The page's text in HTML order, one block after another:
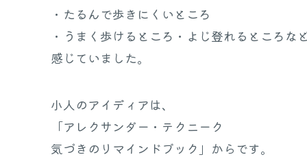
・たるんで歩きにくいところ
・うまく歩けるところ・よじ登れるところな
感じていました。
小人のアイディアは、
「アレクサンダー・テクニーク
気づきのリマインドブック」からです。